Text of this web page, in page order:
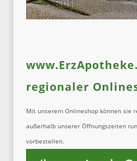
regionaler
Mit unserem Onlineshop können sie
außerhalb unserer Öffnungszeiten
vorbestellen.